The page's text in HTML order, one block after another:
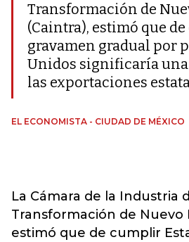
Transformación de
(Caintra), estimó que
gravamen gradual por
Unidos significaría
las exportaciones
EL ECONOMISTA - CIUDAD DE MÉXICO
La Cámara de la Industria
Transformación de Nuevo
estimó que de cumplir